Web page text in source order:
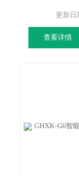
更新日
查看详情